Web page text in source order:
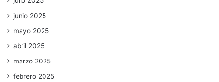
junio 2025
mayo 2025
abril 2025
marzo 2025
febrero 2025